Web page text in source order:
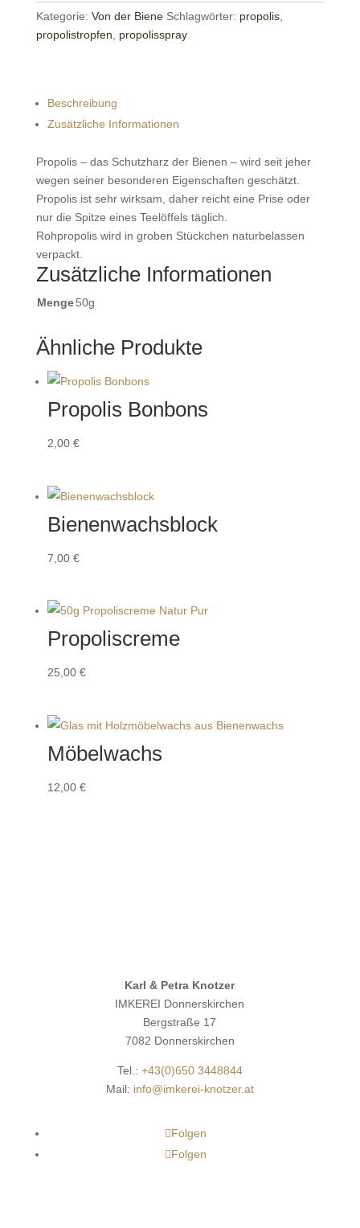
Kategorie: Von der Biene Schlagwörter: propolis,
propolistropfen
propolisspray
Beschreibung
Zusätzliche Informationen
Propolis – das Schutzharz der Bienen – wird seit jeher
wegen seiner besonderen Eigenschaften geschätzt.
Propolis ist sehr wirksam, daher reicht eine Prise oder
nur die Spitze eines Teelöffels täglich.
Rohpropolis wird in groben Stückchen naturbelassen
verpackt.
Zusätzliche Informationen
Menge 50g
Ähnliche Produkte
Propolis Bonbons
2,00 €
Bienenwachsblock
7,00 €
Propoliscreme
25,00 €
Möbelwachs
12,00 €
Karl & Petra Knotzer
IMKEREI Donnerskirchen
Bergstraße 17
7082 Donnerskirchen
Tel.: +43(0)650 3448844
Mail: info@imkerei-knotzer.at
Folgen
Folgen